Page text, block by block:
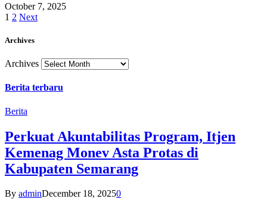
October 7, 2025
1 2 Next
Archives
Archives
Berita terbaru
Berita
Perkuat Akuntabilitas Program, Itjen
Kemenag Monev Asta Protas di
Kabupaten Semarang
By adminDecember 18, 20250